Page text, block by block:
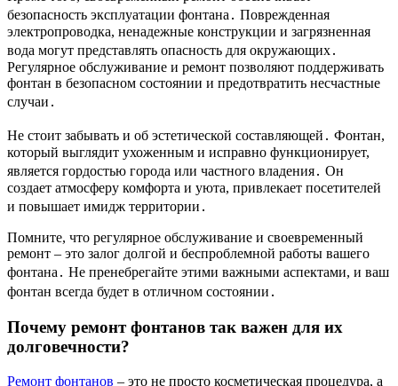
безопасность эксплуатации фонтана․ Поврежденная
электропроводка, ненадежные конструкции и загрязненная
вода могут представлять опасность для окружающих․
Регулярное обслуживание и ремонт позволяют поддерживать
фонтан в безопасном состоянии и предотвратить несчастные
случаи․
Не стоит забывать и об эстетической составляющей․ Фонтан,
который выглядит ухоженным и исправно функционирует,
является гордостью города или частного владения․ Он
создает атмосферу комфорта и уюта, привлекает посетителей
и повышает имидж территории․
Помните, что регулярное обслуживание и своевременный
ремонт – это залог долгой и беспроблемной работы вашего
фонтана․ Не пренебрегайте этими важными аспектами, и ваш
фонтан всегда будет в отличном состоянии․
Почему ремонт фонтанов так важен для их
долговечности?
Ремонт фонтанов – это не просто косметическая процедура, а